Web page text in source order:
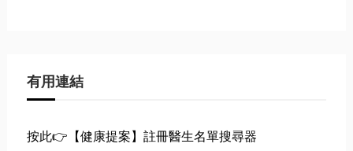
有用連結
按此👉【健康提案】註冊醫生名單搜尋器